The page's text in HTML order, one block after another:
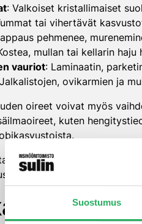
Suostumus
: Valkoiset kristallimaiset
tai vihertävät
pehmenee,
mullan tai kellarin haju
vauriot: Laminaatin,
ovikarmien ja
oireet voivat myös
kuten
että monet näistä oireista